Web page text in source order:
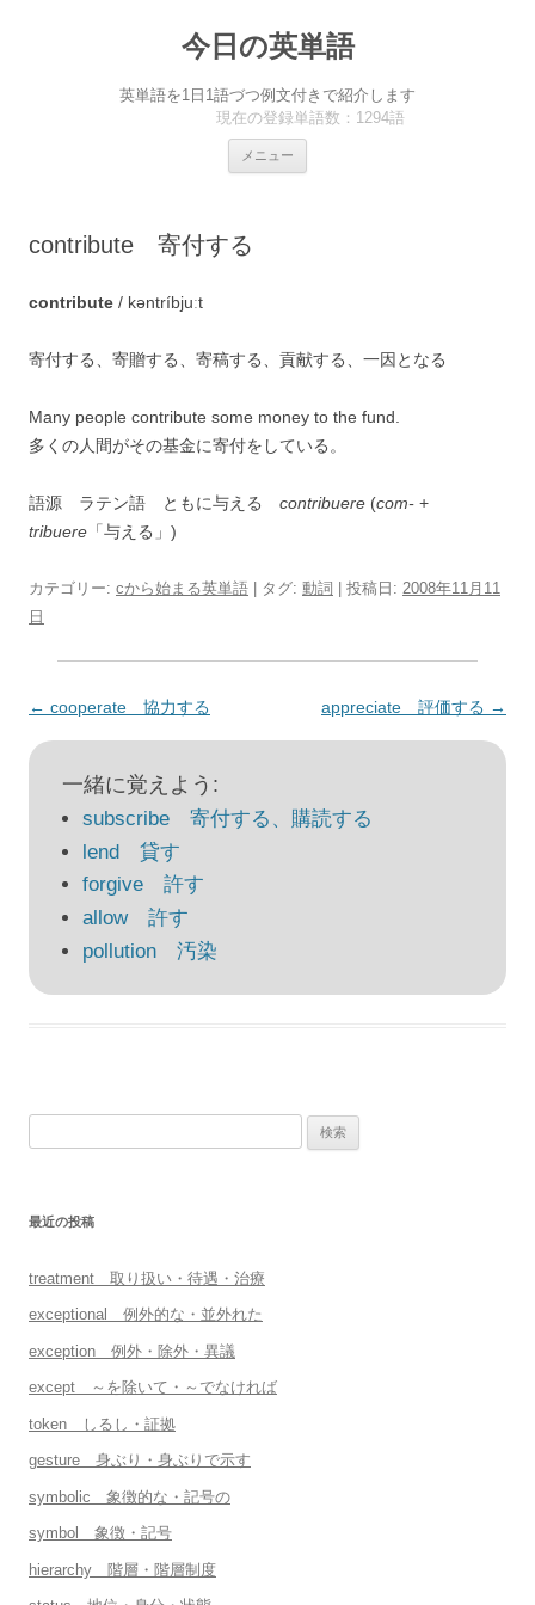
今日の英単語
英単語を1日1語づつ例文付きで紹介します
現在の登録単語数：1294語
メニュー
contribute 寄付する
contribute / kəntríbjuːt
寄付する、寄贈する、寄稿する、貢献する、一因となる
Many people contribute some money to the fund.
多くの人間がその基金に寄付をしている。
語源 ラテン語 ともに与える contribuere (com- +
tribuere 「与える」)
カテゴリー: cから始まる英単語 | タグ: 動詞 | 投稿日: 2008年11月11
日
投
稿
ン
← cooperate 協力する appreciate 評価する →
一緒に覚えよう:
subscribe 寄付する、購読する
lend 貸す
forgive 許す
allow 許す
pollution 汚染
最近の投稿
treatment 取り扱い・待遇・治療
exceptional 例外的な・並外れた
exception 例外・除外・異議
except ～を除いて・～でなければ
token しるし・証拠
gesture 身ぶり・身ぶりで示す
symbolic 象徴的な・記号の
symbol 象徴・記号
hierarchy 階層・階層制度